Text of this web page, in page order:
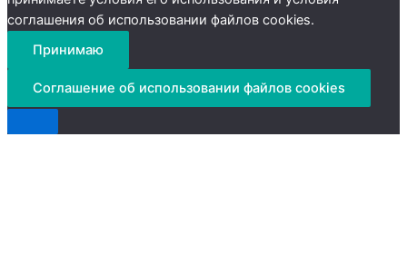
соглашения об использовании файлов cookies.
Принимаю
Соглашение об использовании файлов cookies